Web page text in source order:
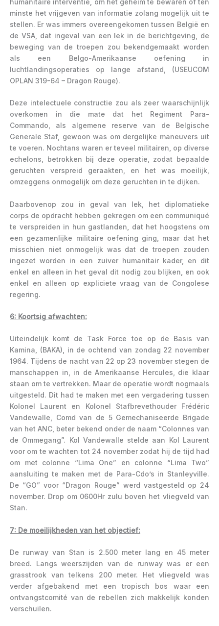
minste het vrijgeven van informatie zolang mogelijk uit te
stellen. Er was immers overeengekomen tussen België en
de VSA, dat ingeval van een lek in de berichtgeving, de
beweging van de troepen zou bekendgemaakt worden
als een Belgo-Amerikaanse oefening in
luchtlandingsoperaties op lange afstand, (USEUCOM
OPLAN 319-64 – Dragon Rouge).
Deze intelectuele constructie zou als zeer waarschijnlijk
overkomen in die mate dat het Regiment Para-
Commando, als algemene reserve van de Belgische
Generale Staf, gewoon was om dergelijke maneuvers uit
te voeren. Nochtans waren er teveel militairen, op diverse
echelons, betrokken bij deze operatie, zodat bepaalde
geruchten verspreid geraakten, en het was moeilijk,
omzeggens onmogelijk om deze geruchten in te dijken.
Daarbovenop zou in geval van lek, het diplomatieke
corps de opdracht hebben gekregen om een communiqué
te verspreiden in hun gastlanden, dat het hoogstens om
een gezamenlijke militaire oefening ging, maar dat het
misschien niet onmogelijk was dat de troepen zouden
ingezet worden in een zuiver humanitair kader, en dit
enkel en alleen in het geval dit nodig zou blijken, en ook
enkel en alleen op expliciete vraag van de Congolese
regering.
6: Koortsig afwachten:
Uiteindelijk komt de Task Force toe op de Basis van
Kamina, (BAKA), in de ochtend van zondag 22 november
1964. Tijdens de nacht van 22 op 23 november stegen de
manschappen in, in de Amerikaanse Hercules, die klaar
staan om te vertrekken. Maar de operatie wordt nogmaals
uitgesteld. Dit had te maken met een vergadering tussen
Kolonel Laurent en Kolonel Stafbrevethouder Frédéric
Vandewalle, Comd van de 5 Gemechaniseerde Brigade
van het ANC, beter bekend onder de naam “Colonnes van
de Ommegang”. Kol Vandewalle stelde aan Kol Laurent
voor om te wachten tot 24 november zodat hij de tijd had
om met colonne “Lima One” en colonne “Lima Two”
aansluiting te maken met de Para-Cdo’s in Stanleyville.
De “GO” voor “Dragon Rouge” werd vastgesteld op 24
november. Drop om 0600Hr zulu boven het vliegveld van
Stan.
7: De moeilijkheden van het objectief:
De runway van Stan is 2.500 meter lang en 45 meter
breed. Langs weerszijden van de runway was er een
grasstrook van telkens 200 meter. Het vliegveld was
verder afgebakend met een tropisch bos waar een
ontvangstcomité van de rebellen zich makkelijk konden
verschuilen.